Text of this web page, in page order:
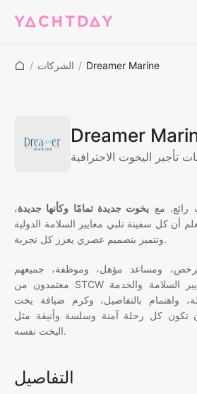
/ الشركات / Dreamer Marine
Dreamer
تأجير اليخوت الاحترافية
رائع. مع يخوت جديدة تمامًا وكأنها جديدة،
أن كل سفينة تلبي معايير السلامة الدولية
وتتميز بتصميم عصري يعزز كل تجربة.
ومساعد مؤهل، وموظفة، جميعهم
معتمدون من STCW ومدربون على تقديم معايير السلامة والخدمة
واهتمام بالتفاصيل، وكرم ضيافة يخت
تكون كل رحلة آمنة وسلسة وأنيقة مثل
اليخت نفسه.
التفاصيل